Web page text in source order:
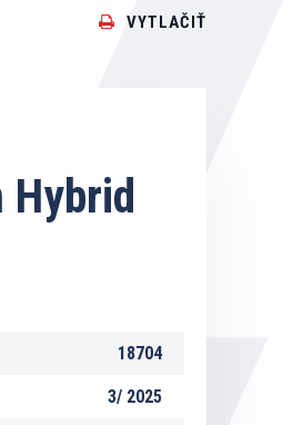
VYTLAČIŤ
Hybrid
18704
3/ 2025